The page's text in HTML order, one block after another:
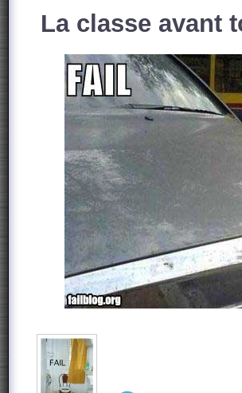
La classe avant